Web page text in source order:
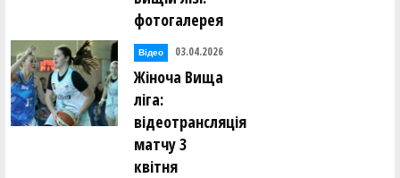
фотогалерея
Відео 03.04.2026
Жіноча Вища
ліга:
відеотрансляція
матчу 3
квітня